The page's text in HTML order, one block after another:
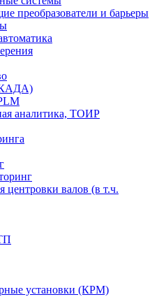
преобразователи и барьеры
аналитика, ТОИР
центровки валов (в т.ч.
установки (КРМ)